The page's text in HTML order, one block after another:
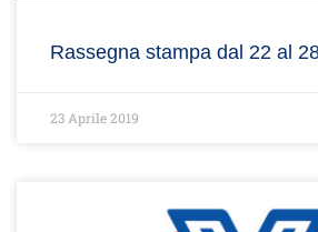
Rassegna stampa dal 22 al
23 Aprile 2019